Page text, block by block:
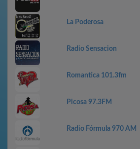
La Poderosa
Radio Sensacion
Romantica 101.3fm
Picosa 97.3FM
Radio Fórmula 970 AM